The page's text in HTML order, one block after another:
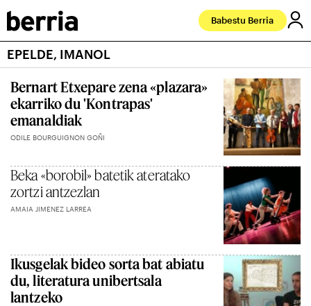
Babestu Berria
EPELDE, IMANOL
Bernart Etxepare zena «plazara»
ekarriko du 'Kontrapas'
emanaldiak
ODILE BOURGUIGNON GOÑI
Beka «borobil» batetik ateratako
zortzi antzezlan
AMAIA JIMENEZ LARREA
Ikusgelak bideo sorta bat abiatu
du, literatura unibertsala
lantzeko